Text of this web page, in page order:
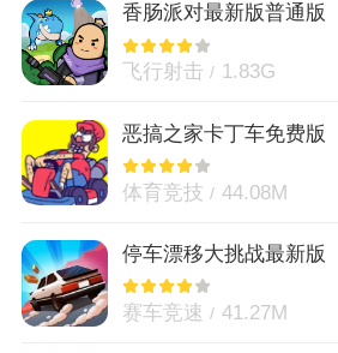
香肠派对最新版普通版
飞行射击 1.83G
恶搞之家卡丁车免费版
体育竞技 44.08M
停车漂移大挑战最新版
赛车竞速 41.27M